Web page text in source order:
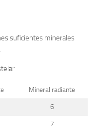
suficientes minerales
Mineral radiante
6
7